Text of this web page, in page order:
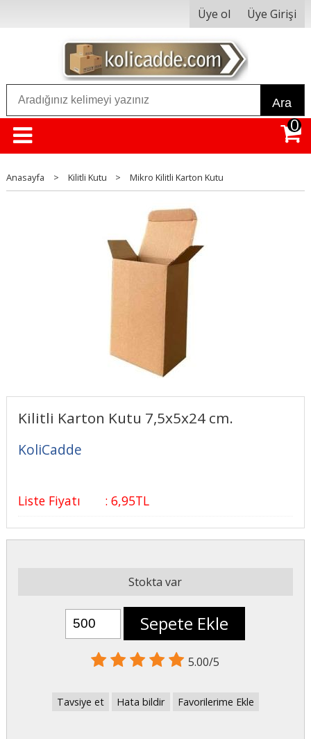
Üye ol Üye Girişi
Ara
0
Anasayfa > Kilitli Kutu > Mikro Kilitli Karton Kutu
Kilitli Karton Kutu 7,5x5x24 cm.
KoliCadde
Liste Fiyatı : 6,95TL
Stokta var
Sepete Ekle
5.00/5
Tavsiye et Hata bildir Favorilerime Ekle